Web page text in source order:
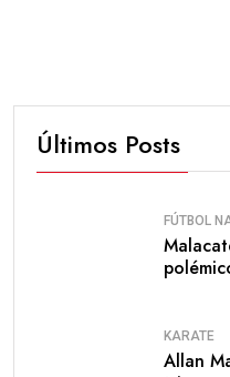
Últimos Posts
FÚTBOL
KARATE
Allan